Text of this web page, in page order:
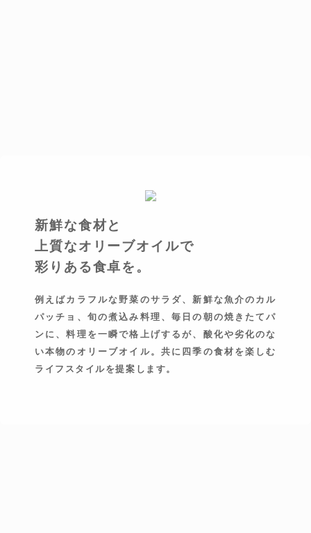
新鮮な食材と
上質なオリーブオイルで
彩りある食卓を。
例えばカラフルな野菜のサラダ、新鮮な魚介のカル
パッチョ、旬の煮込み料理、毎日の朝の焼きたてパ
ンに、料理を一瞬で格上げするが、酸化や劣化のな
い本物のオリーブオイル。共に四季の食材を楽しむ
ライフスタイルを提案します。